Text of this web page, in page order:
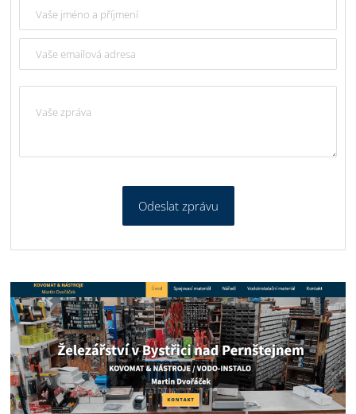
Odeslat zprávu